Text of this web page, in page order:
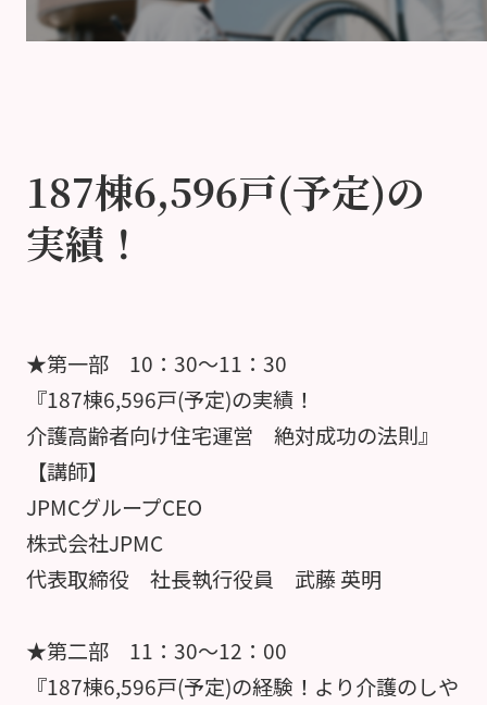
187棟6,596戸(予定)の
実績！
★第一部 10：30～11：30
『187棟6,596戸(予定)の実績！
介護高齢者向け住宅運営 絶対成功の法則』
【講師】
JPMCグループCEO
株式会社JPMC
代表取締役 社長執行役員 武藤 英明
★第二部 11：30～12：00
『187棟6,596戸(予定)の経験！より介護のしや